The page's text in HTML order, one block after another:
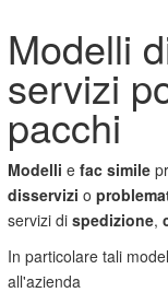
Modelli
servizi
pacchi
Modelliefac simile
disservizio
servizi dispedizione,
In particolare tali
all'azienda